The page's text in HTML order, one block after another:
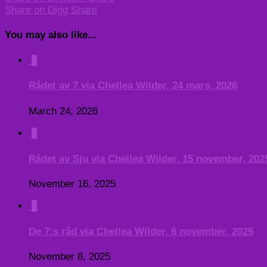
Share on Digg Share
You may also like...
Rådet av 7 via Chellea Wilder, 24 mars, 2026
March 24, 2026
Rådet av Sju via Chellea Wilder, 15 november,
November 16, 2025
De 7:s råd via Chellea Wilder, 6 november, 2025
November 8, 2025